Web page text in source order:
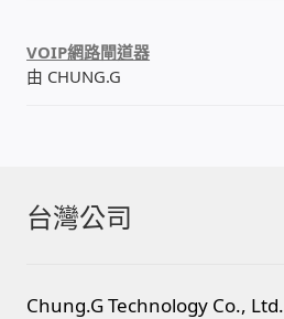
VOIP網路閘道器
由 CHUNG.G
台灣公司
Chung.G Technology Co., Ltd.